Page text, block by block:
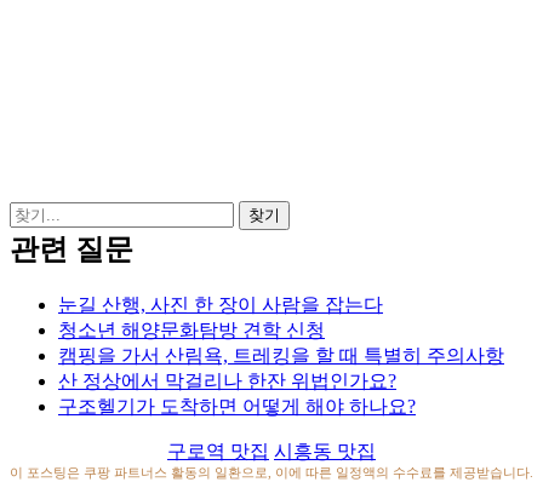
관련 질문
눈길 산행, 사진 한 장이 사람을 잡는다
청소년 해양문화탐방 견학 신청
캠핑을 가서 산림욕, 트레킹을 할 때 특별히 주의사항
산 정상에서 막걸리나 한잔 위법인가요?
구조헬기가 도착하면 어떻게 해야 하나요?
구로역 맛집 시흥동 맛집
이 포스팅은 쿠팡 파트너스 활동의 일환으로, 이에 따른 일정액의 수수료를 제공받습니다.